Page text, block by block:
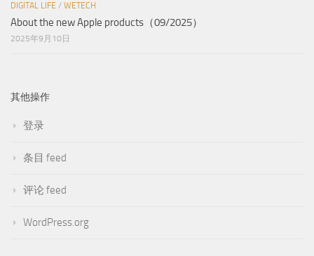
DIGITAL LIFE / WETECH
About the new Apple products（09/2025）
2025年9月10日
其他操作
登录
条目 feed
评论 feed
WordPress.org